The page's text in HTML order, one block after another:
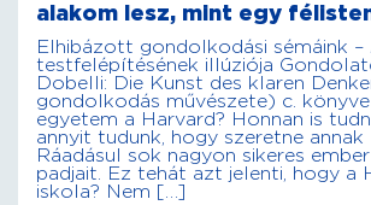
alakom lesz, mint egy
Elhibázott gondolkodási sémáink –
testfelépítésének illúziója
Dobelli: Die Kunst des klaren
gondolkodás művészete) c.
egyetem a Harvard? Honnan is
annyit tudunk, hogy szeretne annak
Ráadásul sok nagyon sikeres
padjait. Ez tehát azt jelenti, hogy a
iskola? Nem […]